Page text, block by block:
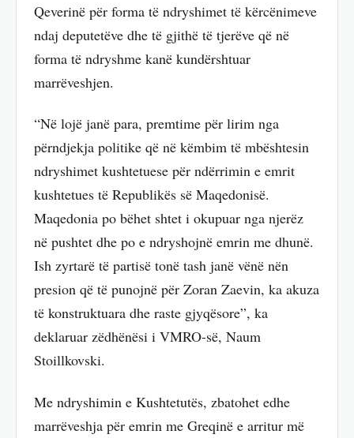
Qeverinë për forma të ndryshimet të kërcënimeve
ndaj deputetëve dhe të gjithë të tjerëve që në
forma të ndryshme kanë kundërshtuar
marrëveshjen.
“Në lojë janë para, premtime për lirim nga
përndjekja politike që në këmbim të mbështesin
ndryshimet kushtetuese për ndërrimin e emrit
kushtetues të Republikës së Maqedonisë.
Maqedonia po bëhet shtet i okupuar nga njerëz
në pushtet dhe po e ndryshojnë emrin me dhunë.
Ish zyrtarë të partisë tonë tash janë vënë nën
presion që të punojnë për Zoran Zaevin, ka akuza
të konstruktuara dhe raste gjyqësore”, ka
deklaruar zëdhënësi i VMRO-së, Naum
Stoillkovski.
Me ndryshimin e Kushtetutës, zbatohet edhe
marrëveshja për emrin me Greqinë e arritur më